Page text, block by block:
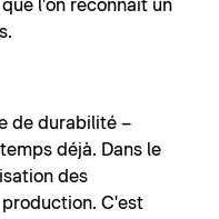
l'on reconnaît un
de durabilité –
déjà. Dans le
des
C'est